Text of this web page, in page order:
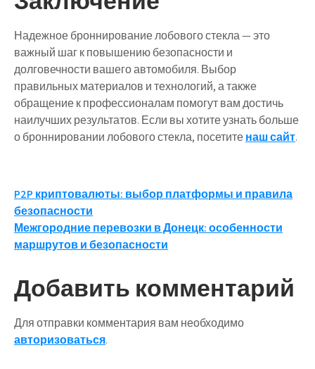
Надежное броннирование лобового стекла — это
важный шаг к повышению безопасности и
долговечности вашего автомобиля. Выбор
правильных материалов и технологий, а также
обращение к профессионалам помогут вам достичь
наилучших результатов. Если вы хотите узнать больше
о броннировании лобового стекла, посетитенаш сайт.
Навигация
по
записям
P2P криптовалюты: выбор платформы и правила
безопасности
Межгородние перевозки в Донецк: особенности
маршрутов и безопасности
Добавить комментарий
Для отправки комментария вам необходимо
авторизоваться.